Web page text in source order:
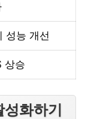
성능 개선
상승
성화하기